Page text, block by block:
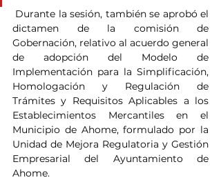
Durante la sesión, también se aprobó el
dictamen de la comisión de
Gobernación, relativo al acuerdo general
de adopción del Modelo de
Implementación para la Simplificación,
Homologación y Regulación de
Trámites y Requisitos Aplicables a los
Establecimientos Mercantiles en el
Municipio de Ahome, formulado por la
Unidad de Mejora Regulatoria y Gestión
Empresarial del Ayuntamiento de
Ahome.